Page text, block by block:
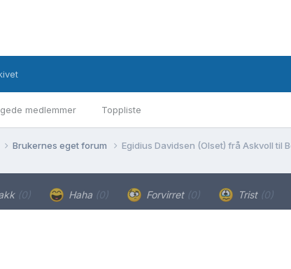
medlemmer Toppliste
Brukernes eget forum Egidius Davidsen (Olset) frå Askvoll til
(0) Haha (0) Forvirret (0) Trist (0)